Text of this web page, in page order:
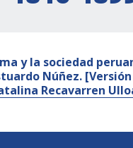
y la sociedad
Núñez.
Recavarren